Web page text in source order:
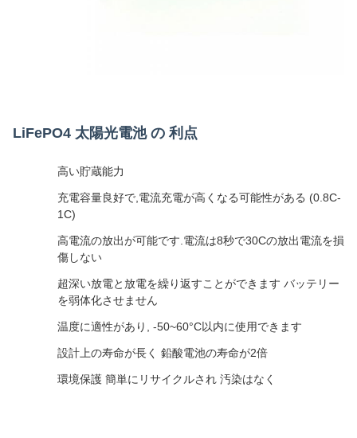
LiFePO4 太陽光電池 の 利点
高い貯蔵能力
充電容量良好で,電流充電が高くなる可能性がある (0.8C-
1C)
高電流の放出が可能です.電流は8秒で30Cの放出電流を損
傷しない
超深い放電と放電を繰り返すことができます バッテリー
を弱体化させません
温度に適性があり, -50~60°C以内に使用できます
設計上の寿命が長く 鉛酸電池の寿命が2倍
環境保護 簡単にリサイクルされ 汚染はなく